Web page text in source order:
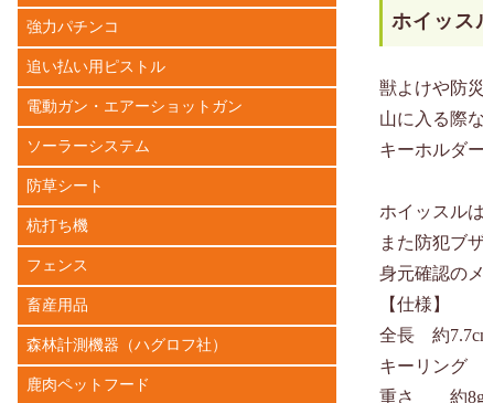
ホイッ
獣よけや防
山に入る際
キーホルダ
ホイッスル
また防犯ブ
身元確認の
【仕様】
全長 約
キーリング
重さ 約
強力パチンコ
追い払い用ピストル
電動ガン・エアーショットガン
ソーラーシステム
防草シート
杭打ち機
フェンス
畜産用品
森林計測機器（ハグロフ社）
鹿肉ペットフード